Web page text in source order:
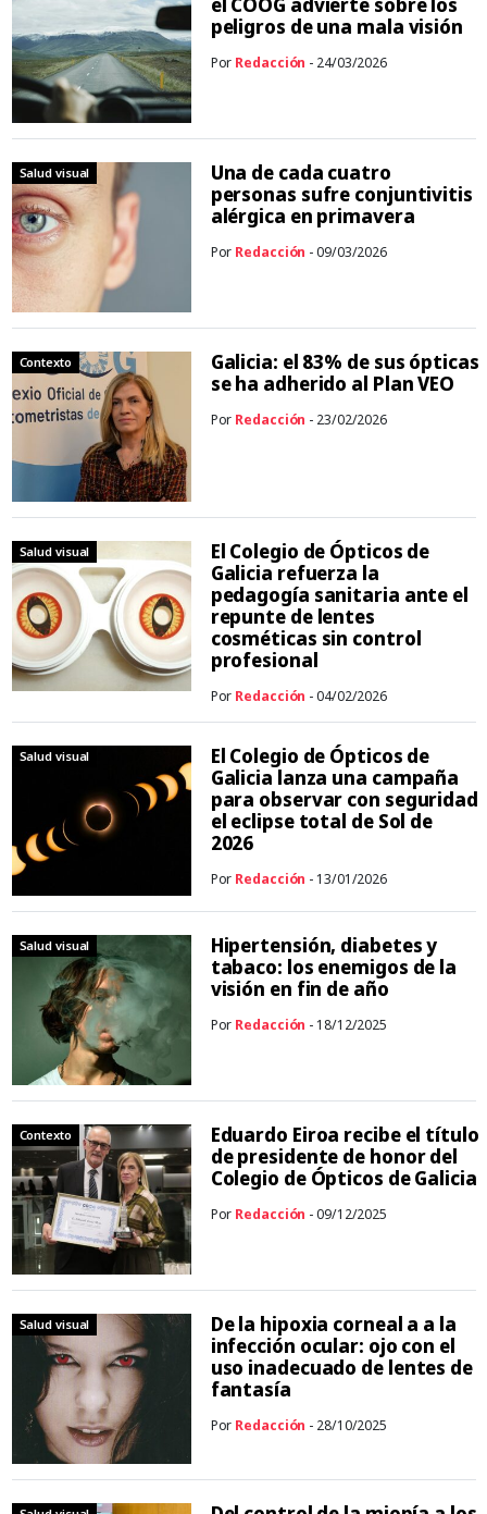
peligros de una mala visión
Por Redacción - 24/03/2026
Salud visual
Una de cada cuatro
personas sufre conjuntivitis
alérgica en primavera
Por Redacción - 09/03/2026
Contexto
Galicia: el 83% de sus ópticas
se ha adherido al Plan VEO
Por Redacción - 23/02/2026
Salud visual
El Colegio de Ópticos de
Galicia refuerza la
pedagogía sanitaria ante el
repunte de lentes
cosméticas sin control
profesional
Por Redacción - 04/02/2026
Salud visual
El Colegio de Ópticos de
Galicia lanza una campaña
para observar con seguridad
el eclipse total de Sol de
2026
Por Redacción - 13/01/2026
Salud visual
Hipertensión, diabetes y
tabaco: los enemigos de la
visión en fin de año
Por Redacción - 18/12/2025
Contexto
Eduardo Eiroa recibe el título
de presidente de honor del
Colegio de Ópticos de Galicia
Por Redacción - 09/12/2025
Salud visual
De la hipoxia corneal a a la
infección ocular: ojo con el
uso inadecuado de lentes de
fantasía
Por Redacción - 28/10/2025